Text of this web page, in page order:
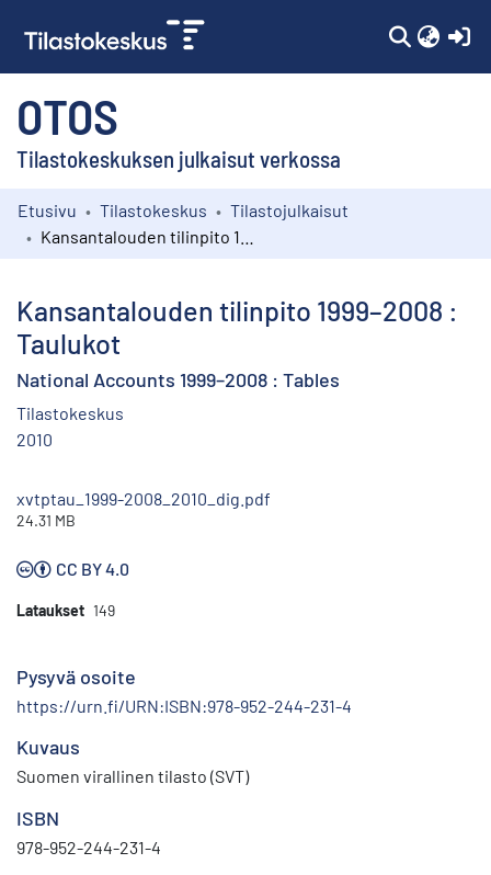
OTOS
Tilastokeskuksen julkaisut verkossa
Kokoelmat
Etusivu Tilastokeskus
Tilastojulkaisut
Kansantalouden tilinpito 1999–2008 :
Taulukot
National Accounts 1999–2008 : Tables
Tilastokeskus
2010
xvtptau_1999-2008_2010_dig.pdf
24.31 MB
CC BY 4.0
Lataukset 149
Pysyvä osoite
https://urn.fi/URN:ISBN:978-952-244-231-4
Kuvaus
Suomen virallinen tilasto (SVT)
ISBN
978-952-244-231-4